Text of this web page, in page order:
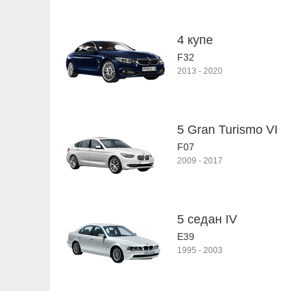
4 купе
F32
2013 - 2020
5 Gran Turismo VI
F07
2009 - 2017
5 седан IV
E39
1995 - 2003